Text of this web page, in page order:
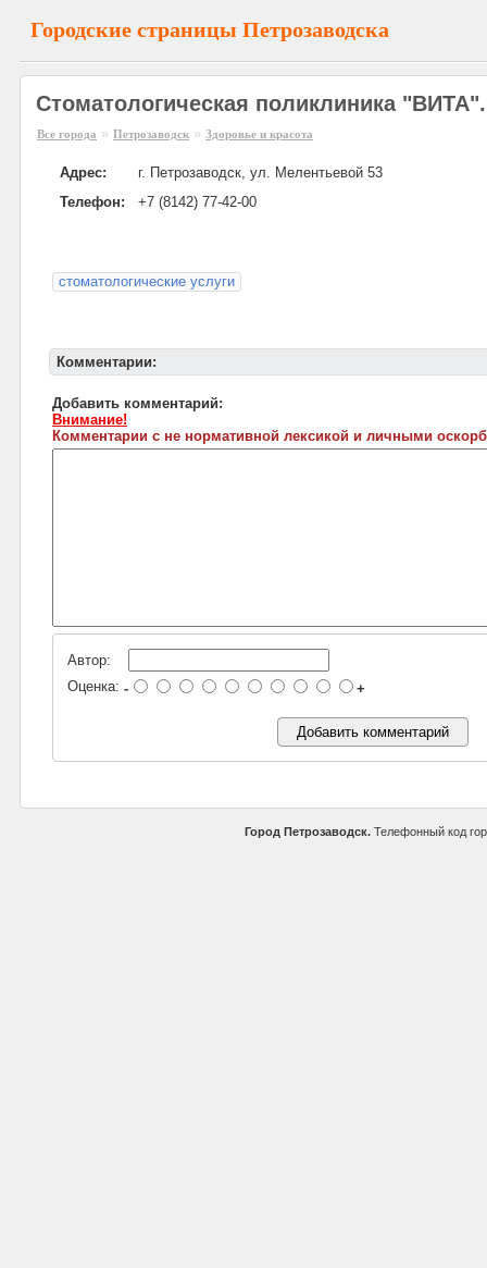
Городские страницы Петрозаводска
Стоматологическая поликлиника
Все города » Петрозаводск » Здоровье и красота
Адрес:
г. Петрозаводск, ул. Мелентьевой 53
Телефон:
+7 (8142) 77-42-00
стоматологические услуги
Комментарии:
Добавить комментарий:
Внимание!
Комментарии с не нормативной лексикой и личными
Автор:
Оценка: - +
Город Петрозаводск. Телефонный код